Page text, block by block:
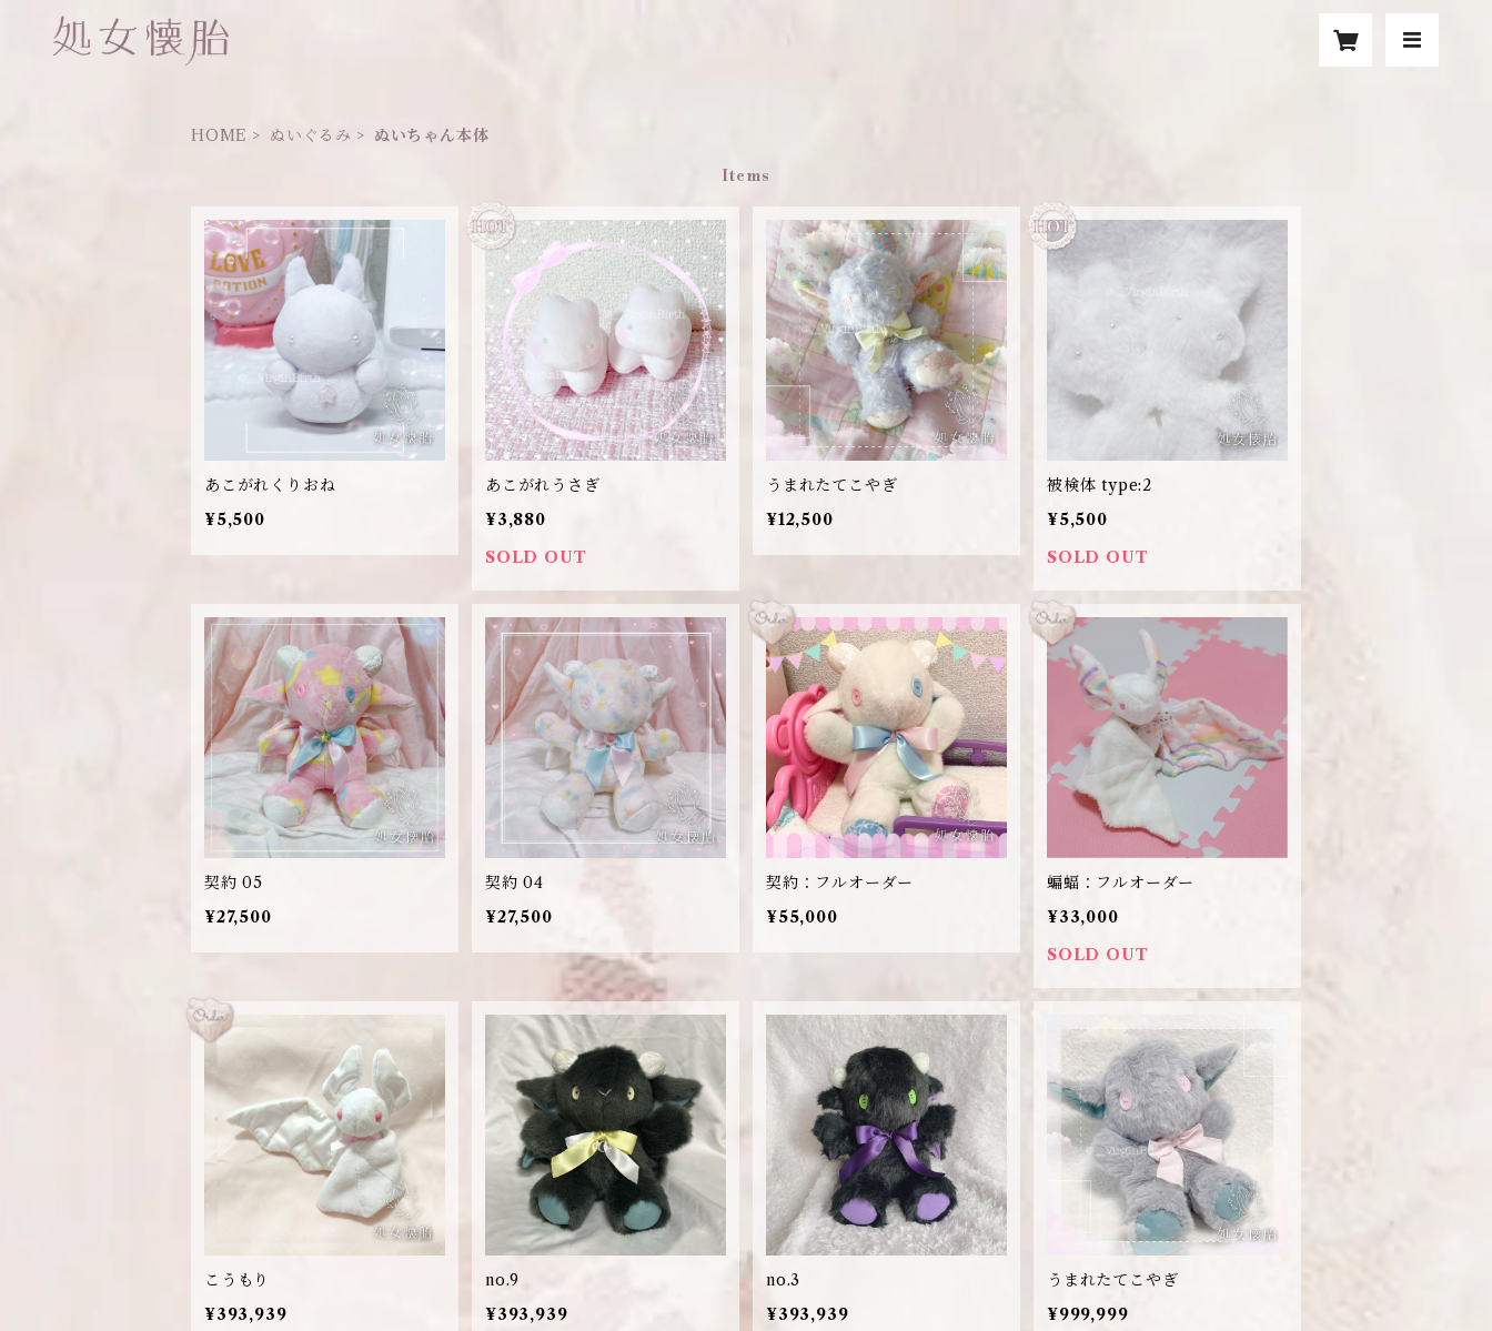
HOME ぬいぐるみ ぬいちゃん本体
Items
あこがれくりおね
¥5,500
あこがれうさぎ
¥3,880
SOLD OUT
うまれたてこやぎ
¥12,500
被検体 type:2
¥5,500
SOLD OUT
契約 05
¥27,500
契約 04
¥27,500
契約：フルオーダー
¥55,000
蝙蝠：フルオーダー
¥33,000
SOLD OUT
こうもり
¥393,939
no.9
¥393,939
no.3
¥393,939
うまれたてこやぎ
¥999,999